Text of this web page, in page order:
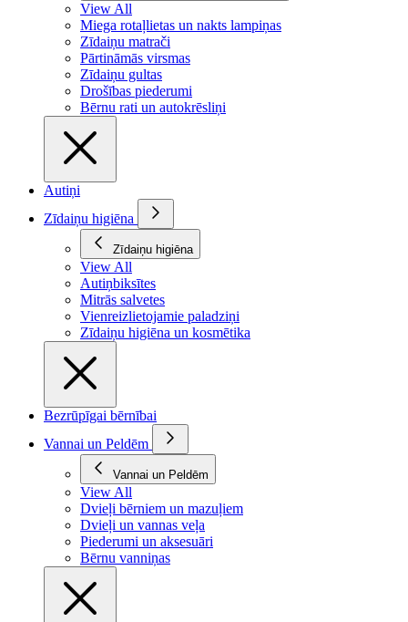
View All
Miega rotaļlietas un nakts lampiņas
Zīdaiņu matrači
Pārtināmās virsmas
Zīdaiņu gultas
Drošības piederumi
Bērnu rati un autokrēsliņi
Autiņi
Zīdaiņu higiēna
Zīdaiņu higiēna
View All
Autiņbiksītes
Mitrās salvetes
Vienreizlietojamie paladziņi
Zīdaiņu higiēna un kosmētika
Bezrūpīgai bērnībai
Vannai un Peldēm
Vannai un Peldēm
View All
Dvieļi bērniem un mazuļiem
Dvieļi un vannas veļa
Piederumi un aksesuāri
Bērnu vanniņas